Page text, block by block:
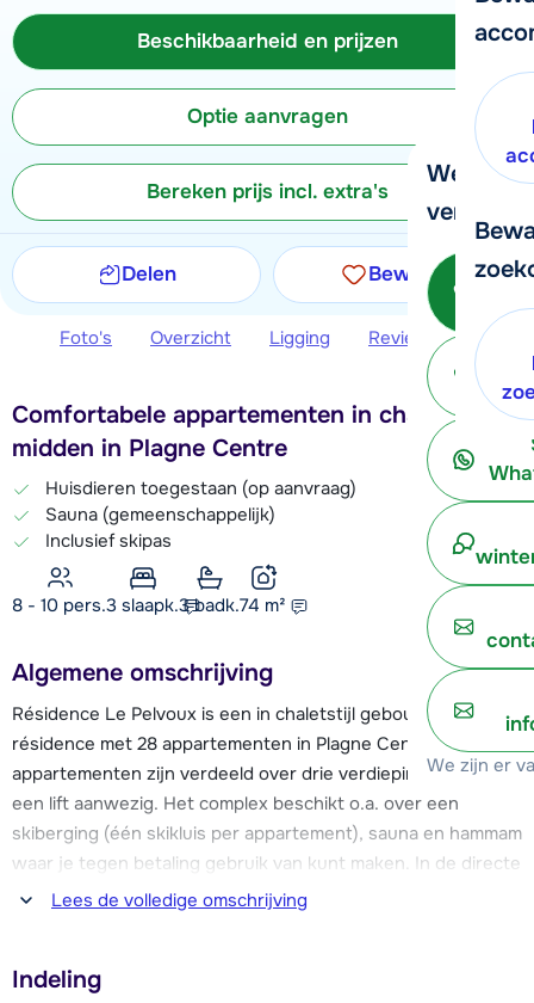
We
verder!
We zijn er
Beschikbaarheid en prijzen
Optie aanvragen
Bereken prijs incl. extra's
Delen Bewaren
Foto's Overzicht Ligging Reviews
Comfortabele appartementen in chaletstijl,
midden in Plagne Centre
Huisdieren toegestaan (op aanvraag)
Sauna (gemeenschappelijk)
Inclusief skipas
8 - 10 pers.3 slaapk.3 badk.74 m²
Algemene omschrijving
Résidence Le Pelvoux is een in chaletstijl gebouwde
résidence met 28 appartementen in Plagne Centre. De
appartementen zijn verdeeld over drie verdiepingen en er is
een lift aanwezig. Het complex beschikt o.a. over een
skiberging (één skikluis per appartement), sauna en hammam
waar je tegen betaling gebruik van kunt maken. In de directe
omgeving van Résidence Le Pelvoux zijn diverse winkeltjes
Lees de volledige omschrijving
Indeling